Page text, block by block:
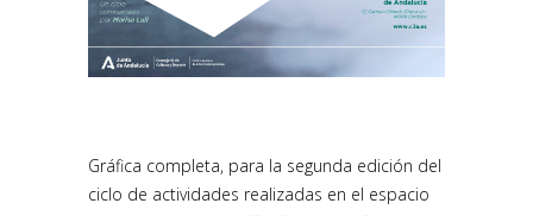
Gráfica completa, para la segunda edición del
ciclo de actividades realizadas en el espacio